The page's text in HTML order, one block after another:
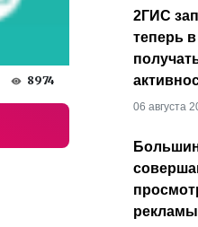
8974
2ГИС
теперь
06 августа